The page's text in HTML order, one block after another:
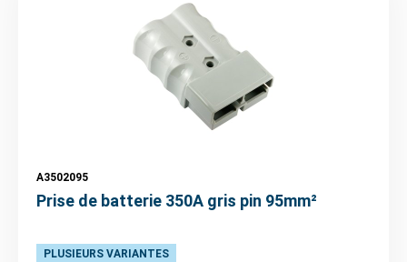
A3502095
Prise de batterie 350A gris pin 95mm²
PLUSIEURS VARIANTES